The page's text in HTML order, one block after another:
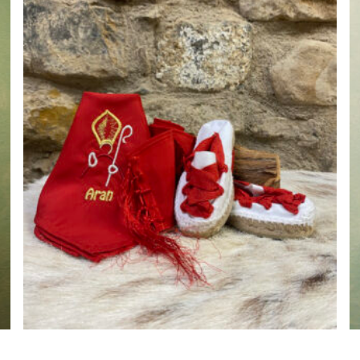
45,00€
AÑADIR AL CARRITO